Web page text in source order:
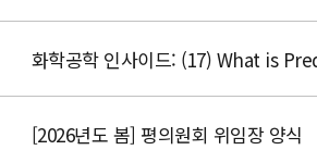
화학공학 인사이드: (17) What is
[2026년도 봄] 평의원회 위임장 양식